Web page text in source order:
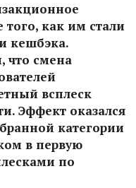
того, как им стали
кешбэка.
что смена
всплеск
Эффект оказался
категории
в первую
по